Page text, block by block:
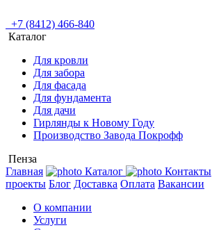
+7 (8412) 466-840
Каталог
Для кровли
Для забора
Для фасада
Для фундамента
Для дачи
Гирлянды к Новому Году
Производство Завода Покрофф
Пенза
Главная
Каталог Контакты
проекты Блог Доставка Оплата Вакансии
О компании
Услуги